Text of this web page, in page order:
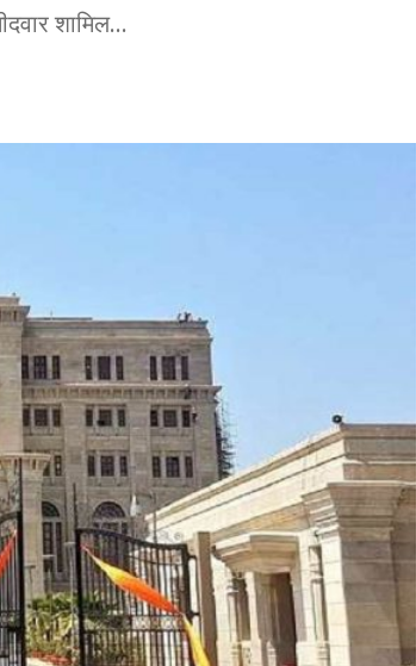
शामिल...